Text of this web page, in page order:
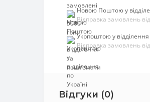
Новою Поштою у
Відправка замовлень
Укрпоштою у відділення
Відправка замовлень
Відгуки (0)